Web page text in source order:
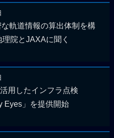
軌道情報の算出体制を構
院とJAXAに聞く
用したインフラ点検
Eyes」を提供開始